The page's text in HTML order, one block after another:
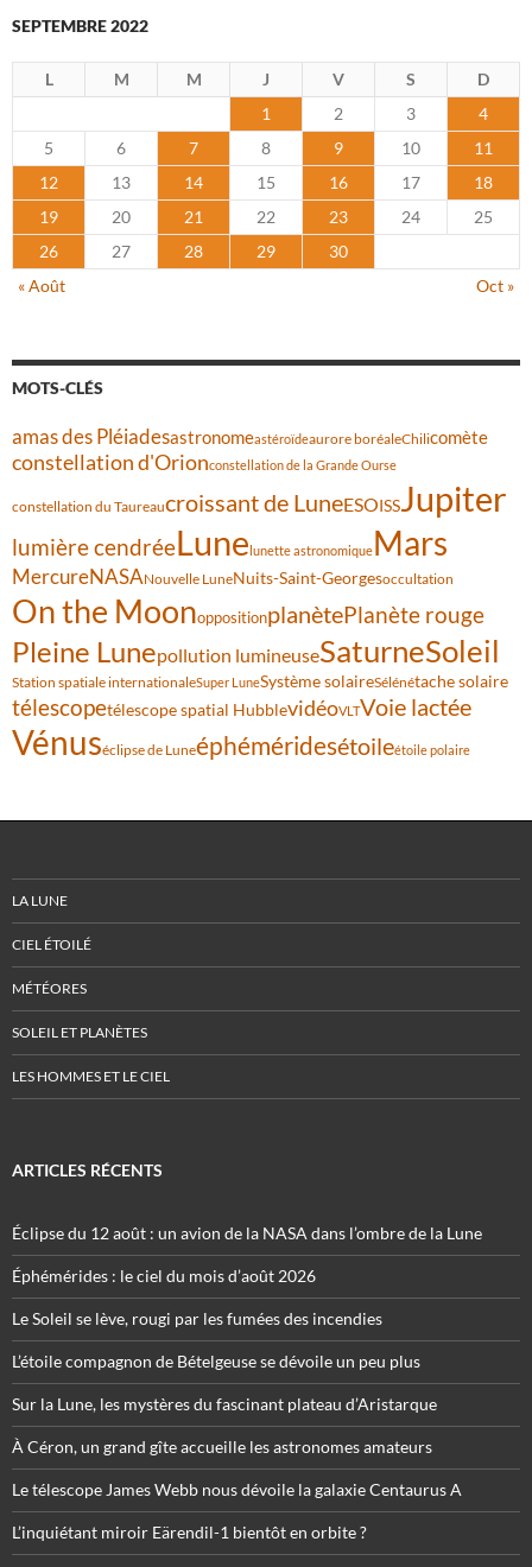
SEPTEMBRE 2022
L M M J V S
D
1
2 3
4
5
6 7 8 9 10
11
12
13 14 15 16 17
18
19
20 21 22 23 24
25
26
27 28 29
30
« Août
Oct »
MOTS-CLÉS
amas des Pléiadesastronomeastéroïdeaurore boréaleChilicomète
constellation d'Orionconstellation de la Grande Ourse
constellation du Taureaucroissant de LuneESOISSJupiter
lumière cendréeLune lunette astronomiqueMars
MercureNASANouvelle LuneNuits-Saint-Georgesoccultation
On the MoonoppositionplanètePlanète rouge
Pleine Lunepollution lumineuseSaturneSoleil
Station spatiale internationaleSuper LuneSystème solaireSélénétache solaire
télescopetélescope spatial HubblevidéoVLTVoie lactée
Vénuséclipse de Luneéphéméridesétoileétoile polaire
LA LUNE
CIEL ÉTOILÉ
MÉTÉORES
SOLEIL ET PLANÈTES
LES HOMMES ET LE CIEL
ARTICLES RÉCENTS
Éclipse du 12 août : un avion de la NASA dans l’ombre de la Lune
Éphémérides : le ciel du mois d’août 2026
Le Soleil se lève, rougi par les fumées des incendies
L’étoile compagnon de Bételgeuse se dévoile un peu plus
Sur la Lune, les mystères du fascinant plateau d’Aristarque
À Céron, un grand gîte accueille les astronomes amateurs
Le télescope James Webb nous dévoile la galaxie Centaurus A
L’inquiétant miroir Eärendil-1 bientôt en orbite ?